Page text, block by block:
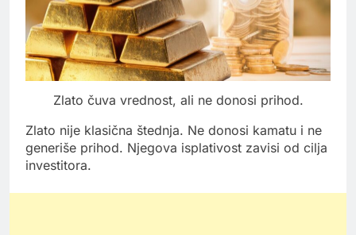
Zlato čuva vrednost, ali ne donosi prihod.
Zlato nije klasična štednja. Ne donosi kamatu i ne
generiše prihod. Njegova isplativost zavisi od cilja
investitora.